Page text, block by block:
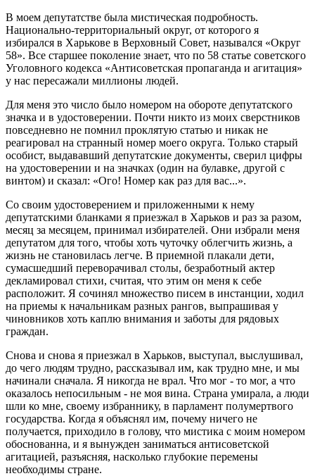
В моем депутатстве была мистическая подробность.
Национально-территориальный округ, от которого я
избирался в Харькове в Верховный Совет, назывался «Округ
58». Все старшее поколение знает, что по 58 статье советского
Уголовного кодекса «Антисоветская пропаганда и агитация»
у нас пересажали миллионы людей.
Для меня это число было номером на обороте депутатского
значка и в удостоверении. Почти никто из моих сверстников
повседневно не помнил проклятую статью и никак не
реагировал на странный номер моего округа. Только старый
особист, выдававший депутатские документы, сверил цифры
на удостоверении и на значках (один на булавке, другой с
винтом) и сказал: «Ого! Номер как раз для вас...».
Со своим удостоверением и приложенными к нему
депутатскими бланками я приезжал в Харьков и раз за разом,
месяц за месяцем, принимал избирателей. Они избрали меня
депутатом для того, чтобы хоть чуточку облегчить жизнь, а
жизнь не становилась легче. В приемной плакали дети,
сумасшедший переворачивал столы, безработный актер
декламировал стихи, считая, что этим он меня к себе
расположит. Я сочинял множество писем в инстанции, ходил
на приемы к начальникам разных рангов, выпрашивая у
чиновников хоть каплю внимания и заботы для рядовых
граждан.
Снова и снова я приезжал в Харьков, выступал, выслушивал,
до чего людям трудно, рассказывал им, как трудно мне, и мы
начинали сначала. Я никогда не врал. Что мог - то мог, а что
оказалось непосильным - не моя вина. Страна умирала, а люди
шли ко мне, своему избраннику, в парламент полумертвого
государства. Когда я объяснял им, почему ничего не
получается, приходило в голову, что мистика с моим номером
обоснованна, и я вынужден заниматься антисоветской
агитацией, разъясняя, насколько глубокие перемены
необходимы стране.